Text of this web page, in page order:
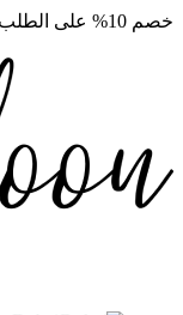
خصم 10% على الطلب الأول. الرمز: